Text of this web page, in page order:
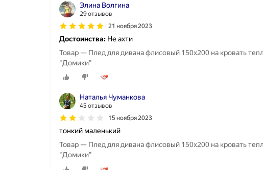
Элина Волгина
29 отзывов
21 ноября 2023
Достоинства: Не ахти
Товар — Плед для дивана флисовый 150х200 на кровать
"Домики"
Наталья Чуманкова
45 отзывов
15 ноября 2023
тонкий маленький
Товар — Плед для дивана флисовый 150х200 на кровать
"Домики"